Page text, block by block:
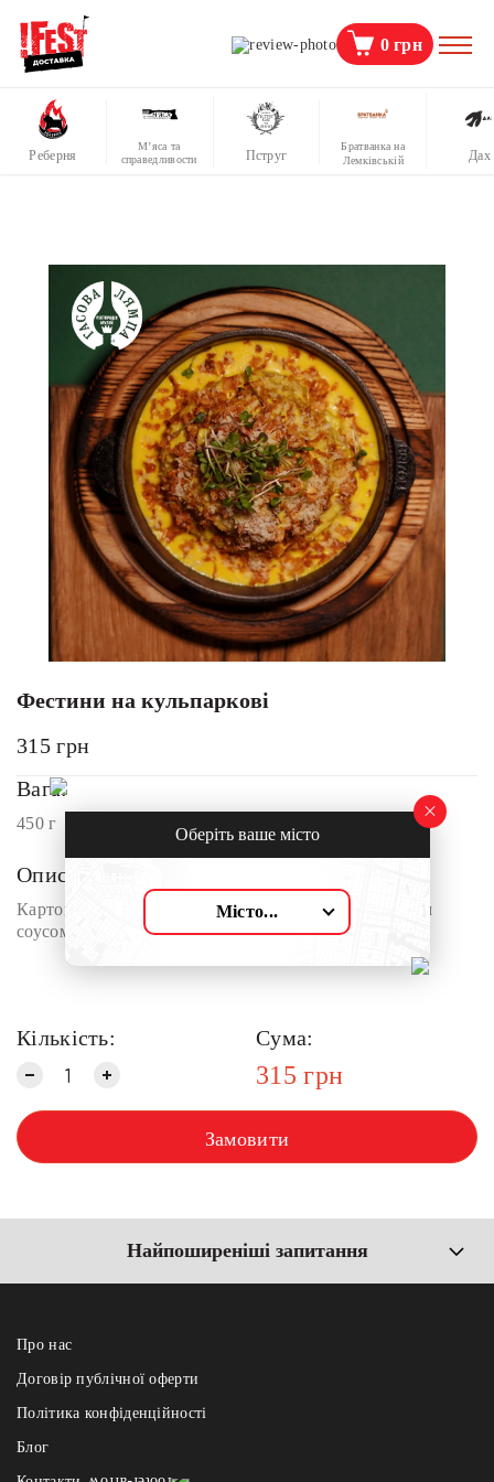
0грн
Реберня
М’яса та
справедливости
Пструг
Братванка на
Лемківській
Дах
Фестини на кульпаркові
315 грн
Вага:
450 г
Опис:
Картопля в мундирах з рваною свининою та сирним
соусом, посипана сушеною цибулею і пармезаном.
Кількість: Сума:
315 грн
Замовити
Найпоширеніші запитання
Про нас
Договір публічної оферти
Політика конфіденційності
Блог
Оберіть ваше місто
Місто...